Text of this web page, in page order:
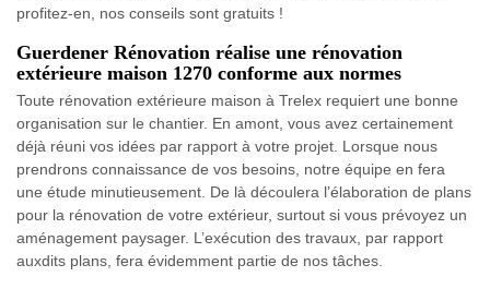
profitez-en, nos conseils sont gratuits !
Guerdener Rénovation réalise une rénovation
extérieure maison 1270 conforme aux normes
Toute rénovation extérieure maison à Trelex requiert une bonne
organisation sur le chantier. En amont, vous avez certainement
déjà réuni vos idées par rapport à votre projet. Lorsque nous
prendrons connaissance de vos besoins, notre équipe en fera
une étude minutieusement. De là découlera l’élaboration de plans
pour la rénovation de votre extérieur, surtout si vous prévoyez un
aménagement paysager. L’exécution des travaux, par rapport
auxdits plans, fera évidemment partie de nos tâches.